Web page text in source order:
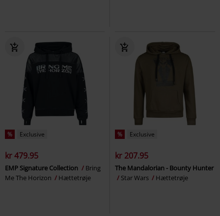
% Exclusive
kr 479.95
EMP Signature Collection
Bring
Me The Horizon
Hættetrøje
% Exclusive
kr 207.95
The Mandalorian - Bounty Hunter
Star Wars
Hættetrøje